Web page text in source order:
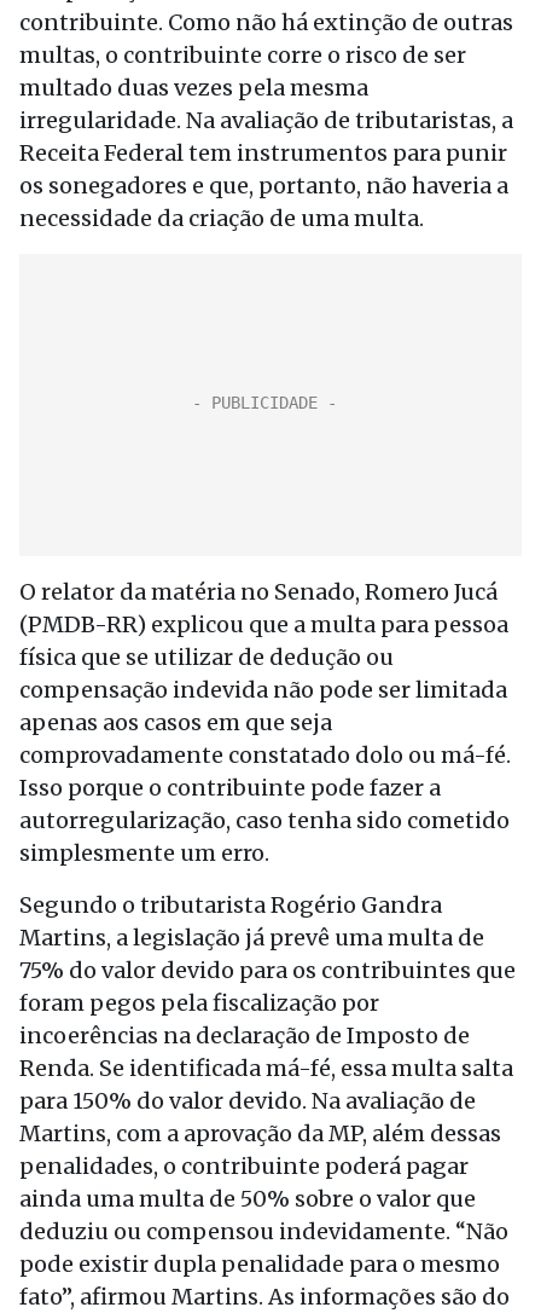
contribuinte. Como não há extinção de outras
multas, o contribuinte corre o risco de ser
multado duas vezes pela mesma
irregularidade. Na avaliação de tributaristas, a
Receita Federal tem instrumentos para punir
os sonegadores e que, portanto, não haveria a
necessidade da criação de uma multa.
O relator da matéria no Senado, Romero Jucá
(PMDB-RR) explicou que a multa para pessoa
física que se utilizar de dedução ou
compensação indevida não pode ser limitada
apenas aos casos em que seja
comprovadamente constatado dolo ou má-fé.
Isso porque o contribuinte pode fazer a
autorregularização, caso tenha sido cometido
simplesmente um erro.
Segundo o tributarista Rogério Gandra
Martins, a legislação já prevê uma multa de
75% do valor devido para os contribuintes que
foram pegos pela fiscalização por
incoerências na declaração de Imposto de
Renda. Se identificada má-fé, essa multa salta
para 150% do valor devido. Na avaliação de
Martins, com a aprovação da MP, além dessas
penalidades, o contribuinte poderá pagar
ainda uma multa de 50% sobre o valor que
deduziu ou compensou indevidamente. “Não
pode existir dupla penalidade para o mesmo
fato”, afirmou Martins. As informações são do